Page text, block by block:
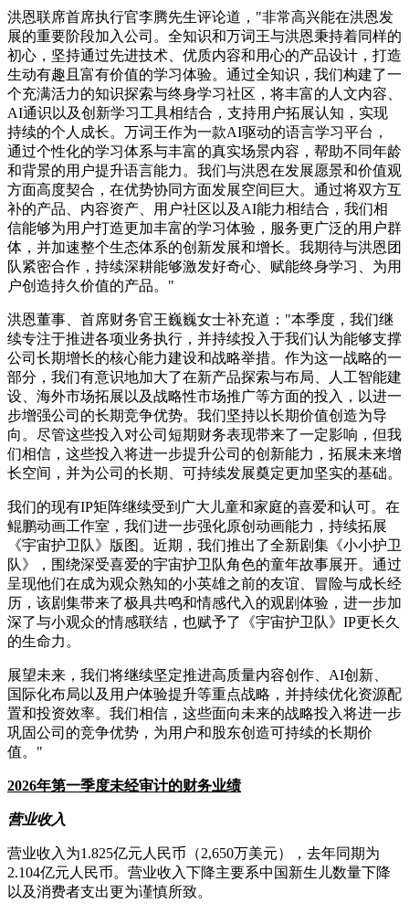
洪恩联席首席执行官李腾先生评论道，"非常高兴能在洪恩发
展的重要阶段加入公司。全知识和万词王与洪恩秉持着同样的
初心，坚持通过先进技术、优质内容和用心的产品设计，打造
生动有趣且富有价值的学习体验。通过全知识，我们构建了一
个充满活力的知识探索与终身学习社区，将丰富的人文内容、
AI通识以及创新学习工具相结合，支持用户拓展认知，实现
持续的个人成长。万词王作为一款AI驱动的语言学习平台，
通过个性化的学习体系与丰富的真实场景内容，帮助不同年龄
和背景的用户提升语言能力。我们与洪恩在发展愿景和价值观
方面高度契合，在优势协同方面发展空间巨大。通过将双方互
补的产品、内容资产、用户社区以及AI能力相结合，我们相
信能够为用户打造更加丰富的学习体验，服务更广泛的用户群
体，并加速整个生态体系的创新发展和增长。我期待与洪恩团
队紧密合作，持续深耕能够激发好奇心、赋能终身学习、为用
户创造持久价值的产品。"
洪恩董事、首席财务官王巍巍女士补充道："本季度，我们继
续专注于推进各项业务执行，并持续投入于我们认为能够支撑
公司长期增长的核心能力建设和战略举措。作为这一战略的一
部分，我们有意识地加大了在新产品探索与布局、人工智能建
设、海外市场拓展以及战略性市场推广等方面的投入，以进一
步增强公司的长期竞争优势。我们坚持以长期价值创造为导
向。尽管这些投入对公司短期财务表现带来了一定影响，但我
们相信，这些投入将进一步提升公司的创新能力，拓展未来增
长空间，并为公司的长期、可持续发展奠定更加坚实的基础。
我们的现有IP矩阵继续受到广大儿童和家庭的喜爱和认可。在
鲲鹏动画工作室，我们进一步强化原创动画能力，持续拓展
《宇宙护卫队》版图。近期，我们推出了全新剧集《小小护卫
队》，围绕深受喜爱的宇宙护卫队角色的童年故事展开。通过
呈现他们在成为观众熟知的小英雄之前的友谊、冒险与成长经
历，该剧集带来了极具共鸣和情感代入的观剧体验，进一步加
深了与小观众的情感联结，也赋予了《宇宙护卫队》IP更长久
的生命力。
展望未来，我们将继续坚定推进高质量内容创作、AI创新、
国际化布局以及用户体验提升等重点战略，并持续优化资源配
置和投资效率。我们相信，这些面向未来的战略投入将进一步
巩固公司的竞争优势，为用户和股东创造可持续的长期价
值。"
2026年第一季度未经审计的财务业绩
营业收入
营业收入为1.825亿元人民币（2,650万美元），去年同期为
2.104亿元人民币。营业收入下降主要系中国新生儿数量下降
以及消费者支出更为谨慎所致。